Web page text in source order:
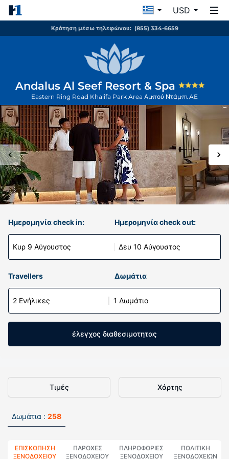
USD
Κράτηση μέσω τηλεφώνου: (855) 334-6659
Andalus Al Seef Resort & Spa
Eastern Ring Road Khalifa Park Area Αμπού ΝτάμπιAE
Ημερομηνία check in:
Κυρ 9 Αύγουστος
Ημερομηνία check out:
Δευ 10 Αύγουστος
Travellers Δωμάτια
2 Ενήλικες 1 Δωμάτιο
έλεγχος διαθεσιμοτητας
Τιμές Χάρτης
Δωμάτια : 258
ΕΠΙΣΚΌΠΗΣΗ
ΞΕΝΟΔΟΧΕΊΟΥ
ΠΑΡΟΧΕΣ
ΞΕΝΟΔΟΧΕΙΟΥ
ΠΛΗΡΟΦΟΡΊΕΣ
ΞΕΝΟΔΟΧΕΊΟΥ
ΠΟΛΙΤΙΚΗ
ΞΕΝΟΔΟΧΕΊΩΝ